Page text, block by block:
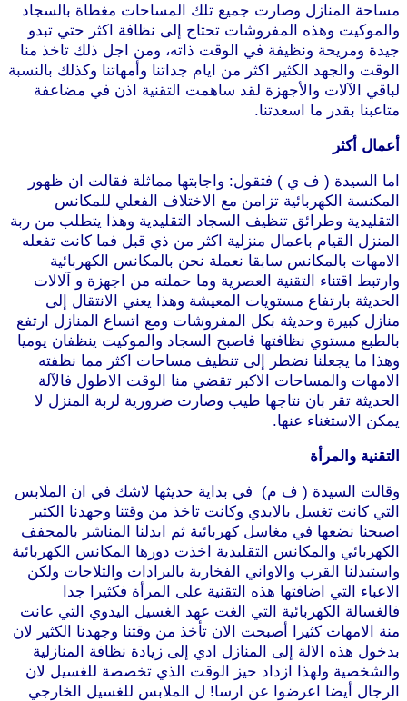
مساحة المنازل وصارت جميع تلك المساحات مغطاة بالسجاد
والموكيت وهذه المفروشات تحتاج إلى نظافة اكثر حتي تبدو
جيدة ومريحة ونظيفة في الوقت ذاته، ومن اجل ذلك تاخذ منا
الوقت والجهد الكثير اكثر من ايام جداتنا وأمهاتنا وكذلك بالنسبة
لباقي الآلات والأجهزة لقد ساهمت التقنية اذن في مضاعفة
متاعبنا بقدر ما اسعدتنا.
أعمال أكثر
اما السيدة ( ف ي ) فتقول: واجابتها مماثلة فقالت ان ظهور
المكنسة الكهربائية تزامن مع الاختلاف الفعلي للمكانس
التقليدية وطرائق تنظيف السجاد التقليدية وهذا يتطلب من ربة
المنزل القيام باعمال منزلية اكثر من ذي قبل فما كانت تفعله
الامهات بالمكانس سابقا نعملة نحن بالمكانس الكهربائية
وارتبط اقتناء التقنية العصرية وما حملته من اجهزة و آلالات
الحديثة بارتفاع مستويات المعيشة وهذا يعني الانتقال إلى
منازل كبيرة وحديثة بكل المفروشات ومع اتساع المنازل ارتفع
بالطبع مستوي نظافتها فاصبح السجاد والموكيت ينظفان يوميا
وهذا ما يجعلنا نضطر إلى تنظيف مساحات اكثر مما نظفته
الامهات والمساحات الاكبر تقضي منا الوقت الاطول فالآلة
الحديثة تقر بان نتاجها طيب وصارت ضرورية لربة المنزل لا
يمكن الاستغناء عنها.
التقنية والمرأة
وقالت السيدة ( ف م) في بداية حديثها لاشك في ان الملابس
التي كانت تغسل بالايدي وكانت تاخذ من وقتنا وجهدنا الكثير
اصبحنا نضعها في مغاسل كهربائية ثم ابدلنا المناشر بالمجفف
الكهربائي والمكانس التقليدية اخذت دورها المكانس الكهربائية
واستبدلنا القرب والاواني الفخارية بالبرادات والثلاجات ولكن
الاعباء التي اضافتها هذه التقنية على المرأة فكثيرا جدا
فالغسالة الكهربائية التي الغت عهد الغسيل اليدوي التي عانت
منة الامهات كثيرا أصبحت الان تأخذ من وقتنا وجهدنا الكثير لان
بدخول هذه الالة إلى المنازل ادي إلى زيادة نظافة المنازلية
والشخصية ولهذا ازداد حيز الوقت الذي تخصصة للغسيل لان
الرجال أيضا اعرضوا عن ارسا! ل الملابس للغسيل الخارجي